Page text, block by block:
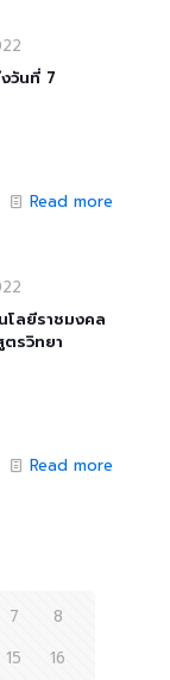
วันที่ 7
Read more
โลยีราชมงคล
รวิทยา
Read more
7
8
15 16